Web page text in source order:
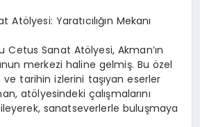
Atölyesi: Yaratıcılığın Mekanı
Cetus Sanat Atölyesi, Akman’ın
merkezi haline gelmiş. Bu özel
tarihin izlerini taşıyan eserler
atölyesindeki çalışmalarını
sanatseverlerle buluşmaya